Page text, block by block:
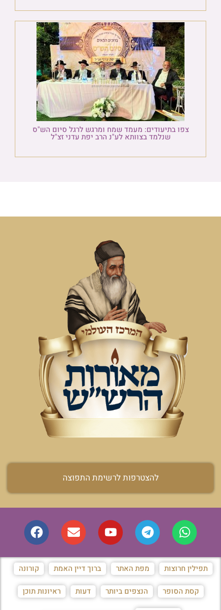
צפו בתיעודים: מעמד שמח ומרגש לרגל סיום הש"ס
שנלמד בצוותא לע"נ הרב יפת עדני זצ"ל
להצטרפות לרשימת התפוצה
תפילין חרוצות מפת האתר ברוך דיין האמת קורונה
קסת הסופר הנצפים ביותר דעות ראיונות תוכן